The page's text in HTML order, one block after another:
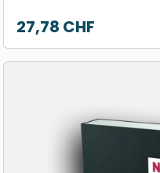
Prix
27,78 CHF